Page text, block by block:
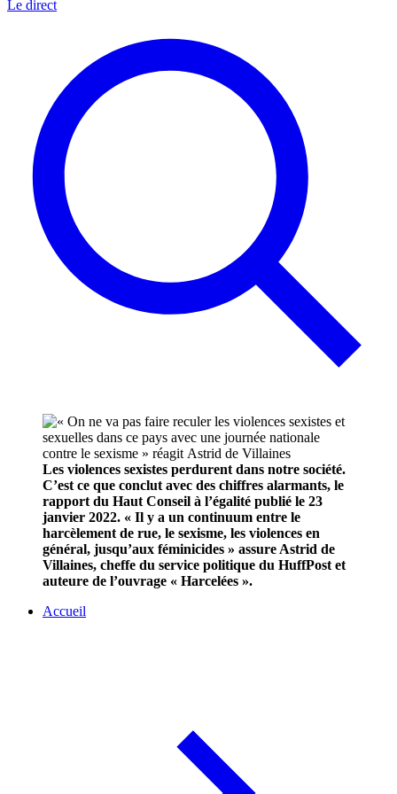
Le direct
Les violences sexistes perdurent dans notre société.
C’est ce que conclut avec des chiffres alarmants, le
rapport du Haut Conseil à l’égalité publié le 23
janvier 2022. « Il y a un continuum entre le
harcèlement de rue, le sexisme, les violences en
général, jusqu’aux féminicides » assure Astrid de
Villaines, cheffe du service politique du HuffPost et
auteure de l’ouvrage « Harcelées ».
Accueil